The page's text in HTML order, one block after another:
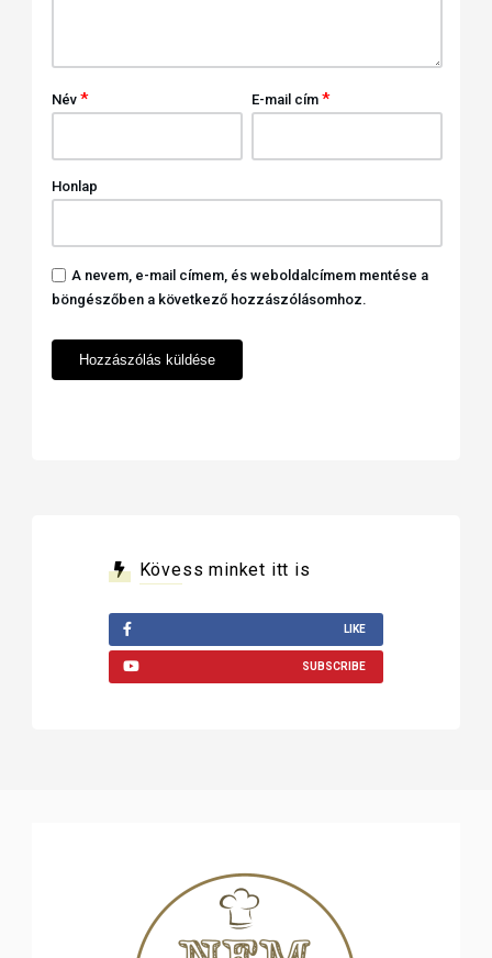
Név * E-mail cím*
Honlap
A nevem, e-mail címem, és weboldalcímem mentése a
böngészőben a következő hozzászólásomhoz.
Kövess minket itt is
LIKE
SUBSCRIBE